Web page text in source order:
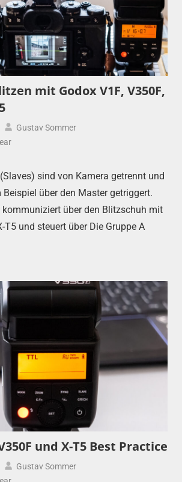
mit Godox V1F, V350F,
Gustav Sommer
sind von Kamera getrennt und
über den Master getriggert.
kommuniziert über den Blitzschuh mit
T5 und steuert über Die Gruppe A
und X-T5 Best Practice
Gustav Sommer